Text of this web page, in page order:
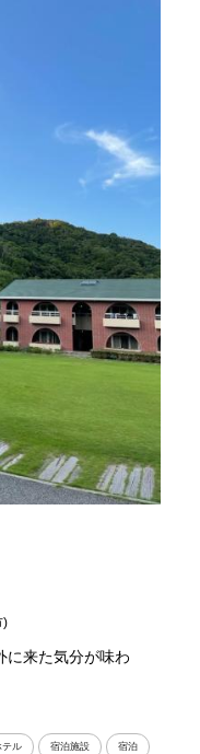
)
に来た気分が味わ
テル 宿泊施設 宿泊